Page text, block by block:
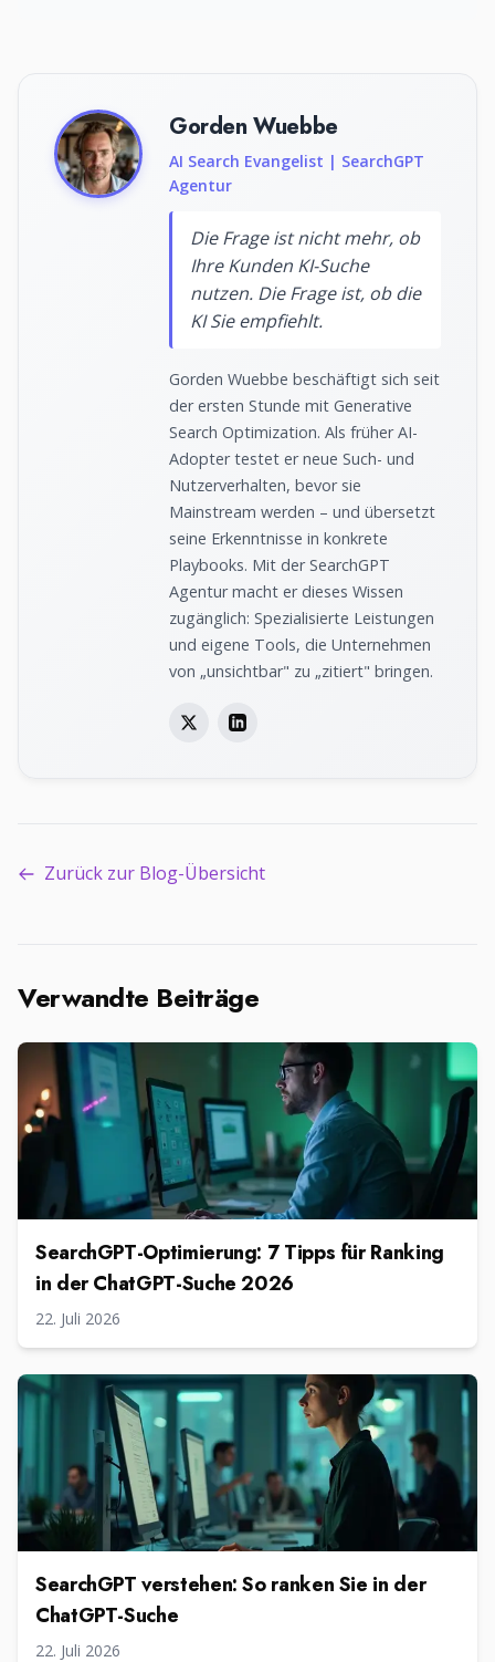
Gorden Wuebbe
AI Search Evangelist | SearchGPT
Agentur
Die Frage ist nicht mehr, ob
Ihre Kunden KI-Suche
nutzen. Die Frage ist, ob die
KI Sie empfiehlt.
Gorden Wuebbe beschäftigt sich seit
der ersten Stunde mit Generative
Search Optimization. Als früher AI-
Adopter testet er neue Such- und
Nutzerverhalten, bevor sie
Mainstream werden – und übersetzt
seine Erkenntnisse in konkrete
Playbooks. Mit der SearchGPT
Agentur macht er dieses Wissen
zugänglich: Spezialisierte Leistungen
und eigene Tools, die Unternehmen
von „unsichtbar" zu „zitiert" bringen.
Zurück zur Blog-Übersicht
Verwandte Beiträge
SearchGPT-Optimierung: 7 Tipps für Ranking
in der ChatGPT-Suche 2026
22. Juli 2026
SearchGPT verstehen: So ranken Sie in der
ChatGPT-Suche
22. Juli 2026